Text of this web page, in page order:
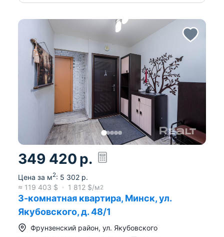
349 420 р.
Цена за м2: 5 302 р.
≈ 119 403 $ 1 812 $/м2
3-комнатная квартира, Минск, ул.
Якубовского, д. 48/1
Фрунзенский район, ул. Якубовского